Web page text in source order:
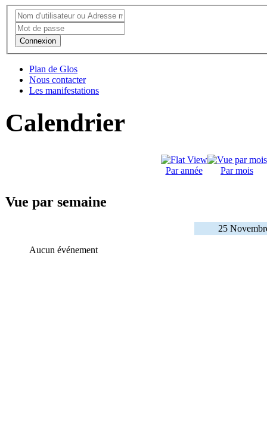
Connexion
Plan de Glos
Nous contacter
Les manifestations
Calendrier
Par année Par mois
Vue par semaine
25
Aucun événement